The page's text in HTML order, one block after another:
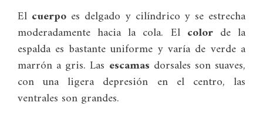
El cuerpo es delgado y cilíndrico y se estrecha
moderadamente hacia la cola. El colorde la
espalda es bastante uniforme y varía de verde a
marrón a gris. Las escamas dorsales son suaves,
con una ligera depresión en el centro, las
ventrales son grandes.